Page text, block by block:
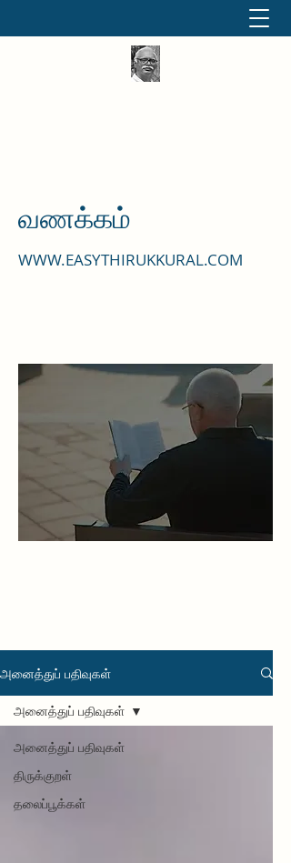
வணக்கம்
WWW.EASYTHIRUKKURAL.COM
அனைத்துப் பதிவுகள்
அனைத்துப் பதிவுகள்
திருக்குறள்
தலைப்பூக்கள்
அனைத்துப் பதிவுகள்